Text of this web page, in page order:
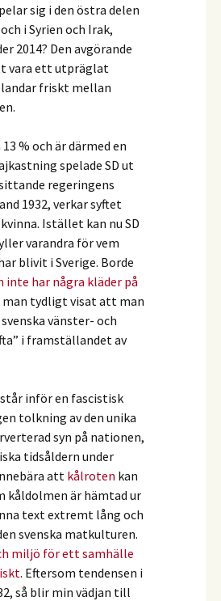
sig i den östra delen
i Syrien och Irak,
2014? Den avgörande
vara ett utpräglat
friskt mellan
% och är därmed en
spelade SD ut
regeringens
1932, verkar syftet
Istället kan nu SD
varandra för vem
blivit i Sverige. Borde
inte har några kläder på
man tydligt visat att man
vänster- och
i framställandet av
inför en fascistisk
tolkning av den unika
syn på nationen,
tidsåldern under
attkålroten kan
kåldolmen är hämtad ur
text extremt lång och
svenska matkulturen.
miljö för ett samhälle
. Eftersom tendensen i
så blir min vädjan till